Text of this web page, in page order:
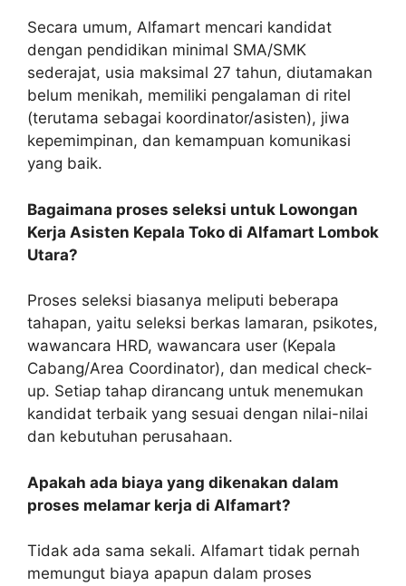
Secara umum, Alfamart mencari kandidat
dengan pendidikan minimal SMA/SMK
sederajat, usia maksimal 27 tahun, diutamakan
belum menikah, memiliki pengalaman di ritel
(terutama sebagai koordinator/asisten), jiwa
kepemimpinan, dan kemampuan komunikasi
yang baik.
Bagaimana proses seleksi untuk Lowongan
Kerja Asisten Kepala Toko di Alfamart Lombok
Utara?
Proses seleksi biasanya meliputi beberapa
tahapan, yaitu seleksi berkas lamaran, psikotes,
wawancara HRD, wawancara user (Kepala
Cabang/Area Coordinator), dan medical check-
up. Setiap tahap dirancang untuk menemukan
kandidat terbaik yang sesuai dengan nilai-nilai
dan kebutuhan perusahaan.
Apakah ada biaya yang dikenakan dalam
proses melamar kerja di Alfamart?
Tidak ada sama sekali. Alfamart tidak pernah
memungut biaya apapun dalam proses